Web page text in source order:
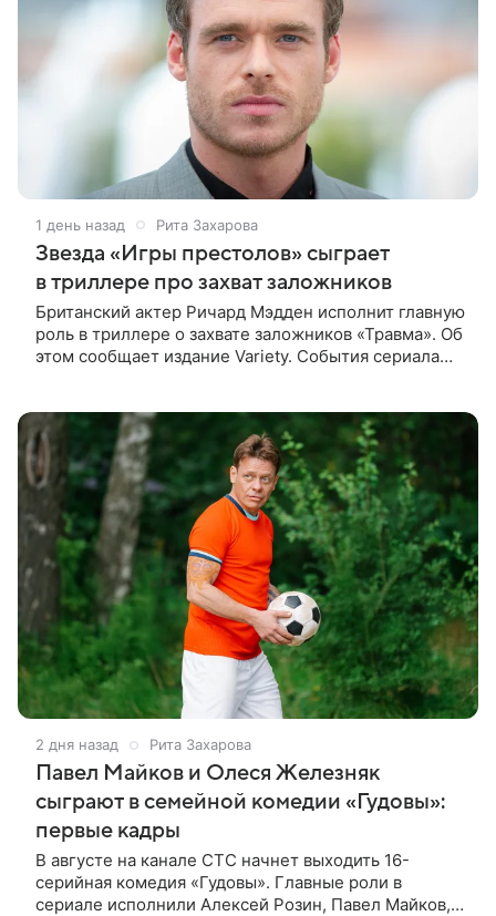
1 день назад Рита Захарова
Звезда «Игры престолов» сыграет
в триллере про захват заложников
Британский актер Ричард Мэдден исполнит главную
роль в триллере о захвате заложников «Травма». Об
этом сообщает издание Variety. События сериала
2 дня назад Рита Захарова
Павел Майков и Олеся Железняк
сыграют в семейной комедии «Гудовы»:
первые кадры
В августе на канале СТС начнет выходить 16-
серийная комедия «Гудовы». Главные роли в
сериале исполнили Алексей Розин, Павел Майков,